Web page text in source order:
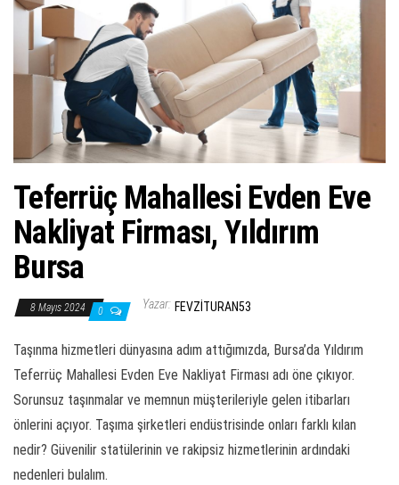
Teferrüç Mahallesi Evden Eve
Nakliyat Firması, Yıldırım
Bursa
8 Mayıs 2024 0 Yazar: FEVZITURAN53
Taşınma hizmetleri dünyasına adım attığımızda, Bursa’da Yıldırım
Teferrüç Mahallesi Evden Eve Nakliyat Firması adı öne çıkıyor.
Sorunsuz taşınmalar ve memnun müşterileriyle gelen itibarları
önlerini açıyor. Taşıma şirketleri endüstrisinde onları farklı kılan
nedir? Güvenilir statülerinin ve rakipsiz hizmetlerinin ardındaki
nedenleri bulalım.